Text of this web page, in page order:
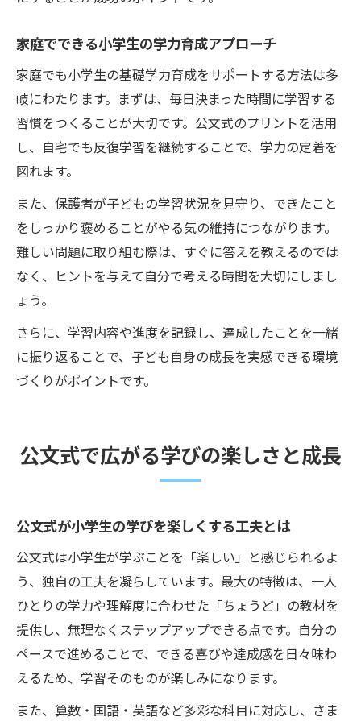
家庭でできる小学生の学力育成アプローチ
家庭でも小学生の基礎学力育成をサポートする方法は多
岐にわたります。まずは、毎日決まった時間に学習する
習慣をつくることが大切です。公文式のプリントを活用
し、自宅でも反復学習を継続することで、学力の定着を
図れます。
また、保護者が子どもの学習状況を見守り、できたこと
をしっかり褒めることがやる気の維持につながります。
難しい問題に取り組む際は、すぐに答えを教えるのでは
なく、ヒントを与えて自分で考える時間を大切にしまし
ょう。
さらに、学習内容や進度を記録し、達成したことを一緒
に振り返ることで、子ども自身の成長を実感できる環境
づくりがポイントです。
公文式で広がる学びの楽しさと成長
公文式が小学生の学びを楽しくする工夫とは
公文式は小学生が学ぶことを「楽しい」と感じられるよ
う、独自の工夫を凝らしています。最大の特徴は、一人
ひとりの学力や理解度に合わせた「ちょうど」の教材を
提供し、無理なくステップアップできる点です。自分の
ペースで進めることで、できる喜びや達成感を日々味わ
えるため、学習そのものが楽しみになります。
また、算数・国語・英語など多彩な科目に対応し、さま